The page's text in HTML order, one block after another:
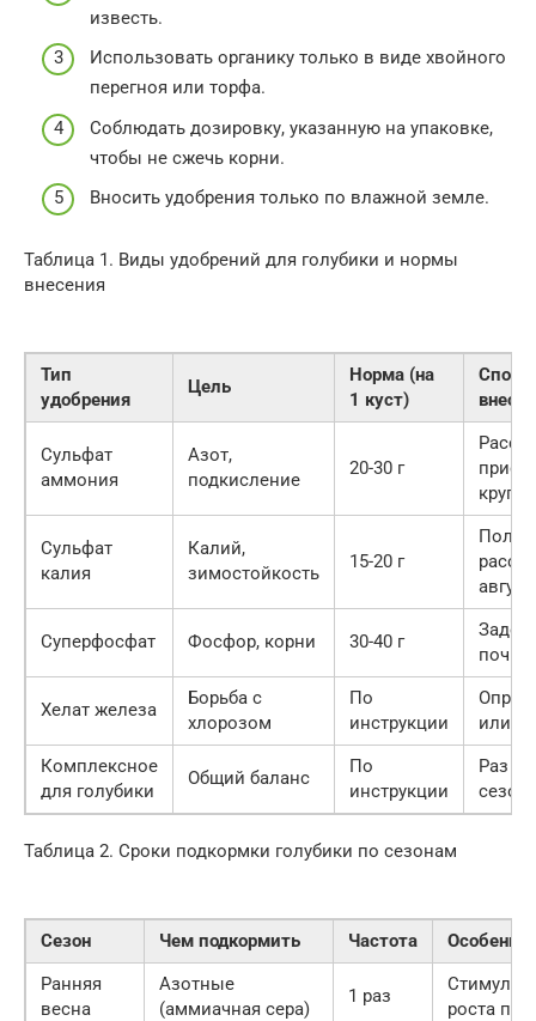
известь.
Использовать органику только в виде хвойного
перегноя или торфа.
Соблюдать дозировку, указанную на упаковке,
чтобы не сжечь корни.
Вносить удобрения только по влажной земле.
Таблица 1. Виды удобрений для голубики и нормы
внесения
Тип
удобрения
Цель
Норма (на
1 куст)
Сульфат
аммония
Азот,
подкисление
20-30 г
кругу
Сульфат
калия
Калий,
зимостойкость
15-20 г
Суперфосфат Фосфор, корни 30-40 г
почву
Хелат железа
Борьба с
хлорозом
По
инструкции
или
Комплексное
для голубики
Общий баланс
По
инструкции
Раз в
сезон
Таблица 2. Сроки подкормки голубики по сезонам
Сезон Чем подкормить Частота
Ранняя
весна
Азотные
(аммиачная сера)
1 раз
роста